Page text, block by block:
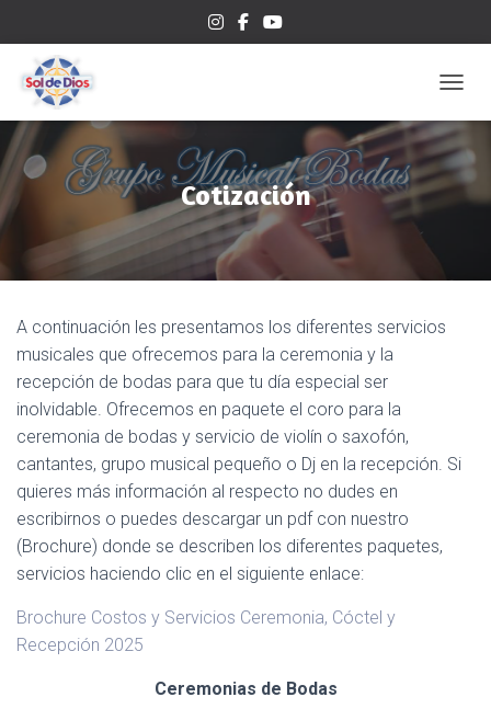
Cotización
A continuación les presentamos los diferentes servicios
musicales que ofrecemos para la ceremonia y la
recepción de bodas para que tu día especial ser
inolvidable. Ofrecemos en paquete el coro para la
ceremonia de bodas y servicio de violín o saxofón,
cantantes, grupo musical pequeño o Dj en la recepción. Si
quieres más información al respecto no dudes en
escribirnos o puedes descargar un pdf con nuestro
(Brochure) donde se describen los diferentes paquetes,
servicios haciendo clic en el siguiente enlace:
Brochure Costos y Servicios Ceremonia, Cóctel y
Recepción 2025
Ceremonias de Bodas